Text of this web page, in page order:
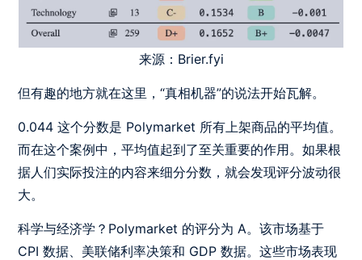
来源：Brier.fyi
但有趣的地方就在这里，“真相机器”的说法开始瓦解。
0.044 这个分数是 Polymarket 所有上架商品的平均值。
而在这个案例中，平均值起到了至关重要的作用。如果根
据人们实际投注的内容来细分分数，就会发现评分波动很
大。
科学与经济学？Polymarket 的评分为 A。该市场基于
CPI 数据、美联储利率决策和 GDP 数据。这些市场表现